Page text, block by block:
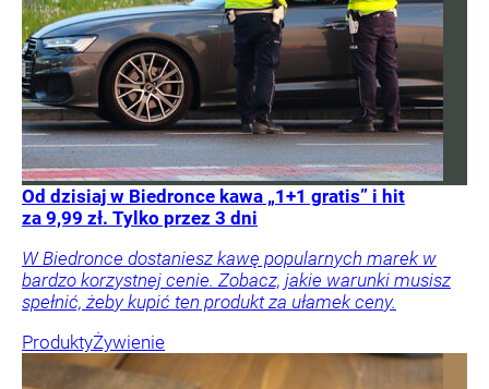
Od dzisiaj w Biedronce kawa „1+1 gratis” i hit
za 9,99 zł. Tylko przez 3 dni
W Biedronce dostaniesz kawę popularnych marek w
bardzo korzystnej cenie. Zobacz, jakie warunki musisz
spełnić, żeby kupić ten produkt za ułamek ceny.
ProduktyŻywienie